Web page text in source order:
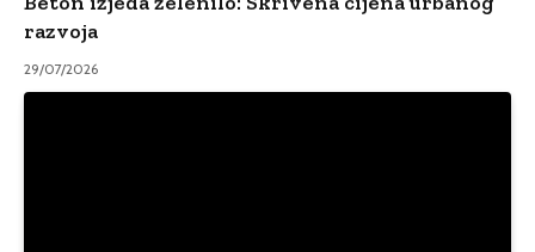
razvoja
29/07/2026